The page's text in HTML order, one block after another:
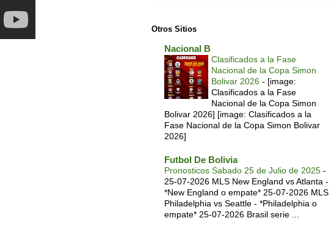
Otros Sitios
Nacional B
Clasificados a la Fase
Nacional de la Copa Simon
Bolivar 2026 - [image:
Clasificados a la Fase
Nacional de la Copa Simon
Bolivar 2026] [image: Clasificados a la
Fase Nacional de la Copa Simon Bolivar
2026]
Futbol De Bolivia
Pronosticos Sabado 25 de Julio de 2025 -
25-07-2026 MLS New England vs Atlanta -
*New England o empate* 25-07-2026 MLS
Philadelphia vs Seattle - *Philadelphia o
empate* 25-07-2026 Brasil serie ...